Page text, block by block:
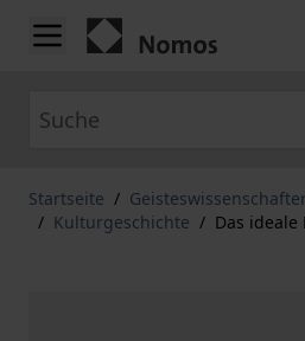
Zum Inhalt springen
Startseite /
/ Kulturgeschichte / Das